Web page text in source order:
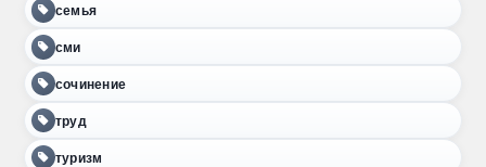
семья
сми
сочинение
труд
туризм